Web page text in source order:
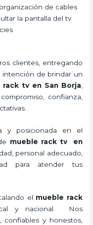
de cables
la pantalla del tv
clientes, entregando
intención de brindar un
rack tv en San Borja
confianza,
y posicionada en el
mueble rack tv en
personal adecuado,
para atender tus
el mueble rack
y nacional.
Nos
confiables y honestos,